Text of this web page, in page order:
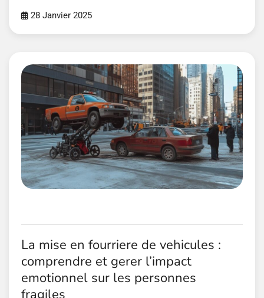
28 Janvier 2025
La mise en fourriere de vehicules :
comprendre et gerer l’impact
emotionnel sur les personnes
fragiles